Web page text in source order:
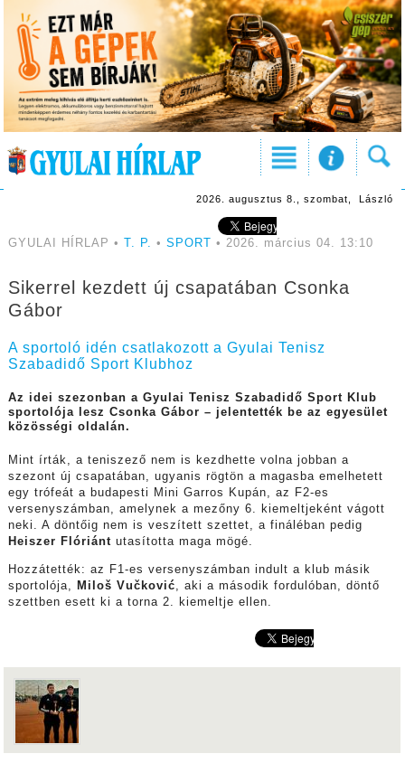
2026. augusztus 8., szombat, László
GYULAI HÍRLAP • T. P. • SPORT • 2026. március 04. 13:10
Sikerrel kezdett új csapatában Csonka
Gábor
A sportoló idén csatlakozott a Gyulai Tenisz
Szabadidő Sport Klubhoz
Az idei szezonban a Gyulai Tenisz Szabadidő Sport Klub
sportolója lesz Csonka Gábor – jelentették be az egyesület
közösségi oldalán.
Mint írták, a teniszező nem is kezdhette volna jobban a
szezont új csapatában, ugyanis rögtön a magasba emelhetett
egy trófeát a budapesti Mini Garros Kupán, az F2-es
versenyszámban, amelynek a mezőny 6. kiemeltjeként vágott
neki. A döntőig nem is veszített szettet, a fináléban pedig
Heiszer Flóriánt utasította maga mögé.
Hozzátették: az F1-es versenyszámban indult a klub másik
sportolója,
Miloš Vučković, aki a második fordulóban, döntő
szettben esett ki a torna 2. kiemeltje ellen.